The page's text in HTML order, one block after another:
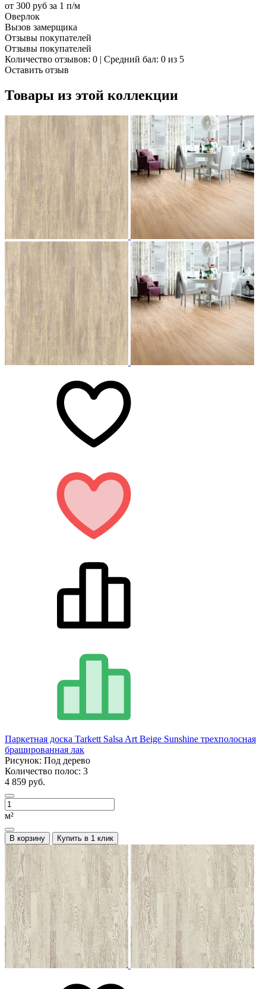
от 300 руб за 1 п/м
Оверлок
Вызов замерщика
Отзывы покупателей
Отзывы покупателей
Количество отзывов: 0 | Средний бал: 0 из 5
Оставить отзыв
Товары из этой коллекции
Паркетная доска Tarkett Salsa Art Beige Sunshine трехполосная
брашированная лак
Рисунок: Под дерево
Количество полос: 3
4 859 руб.
м²
В корзину Купить в 1 клик